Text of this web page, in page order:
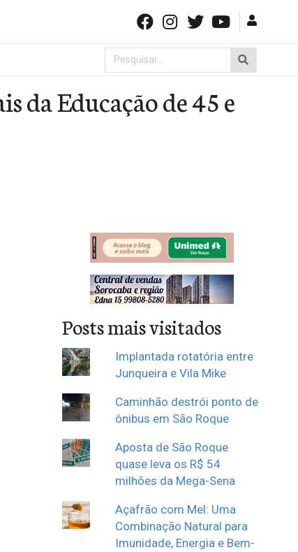
Pesquisar
por:
da Educação de 45 e
Posts mais visitados
Implantada rotatória entre
Junqueira e Vila Mike
Caminhão destrói ponto de
ônibus em São Roque
Aposta de São Roque
quase leva os R$ 54
milhões da Mega-Sena
Açafrão com Mel: Uma
Combinação Natural para
Imunidade, Energia e Bem-